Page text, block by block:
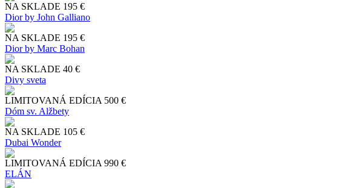
NA SKLADE 195 €
Dior by John Galliano
NA SKLADE 195 €
Dior by Marc Bohan
NA SKLADE 40 €
Divy sveta
LIMITOVANÁ EDÍCIA 500 €
Dóm sv. Alžbety
NA SKLADE 105 €
Dubai Wonder
LIMITOVANÁ EDÍCIA 990 €
ELÁN